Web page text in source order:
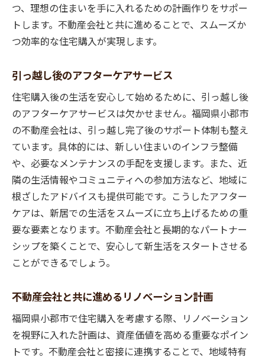
つ、理想の住まいを手に入れるための計画作りをサポー
トします。不動産会社と共に進めることで、スムーズか
つ効率的な住宅購入が実現します。
引っ越し後のアフターケアサービス
住宅購入後の生活を安心して始めるために、引っ越し後
のアフターケアサービスは欠かせません。福岡県小郡市
の不動産会社は、引っ越し完了後のサポート体制も整え
ています。具体的には、新しい住まいのインフラ整備
や、必要なメンテナンスの手配を支援します。また、近
隣の生活情報やコミュニティへの参加方法など、地域に
根ざしたアドバイスも提供可能です。こうしたアフター
ケアは、新居での生活をスムーズに立ち上げるための重
要な要素となります。不動産会社と長期的なパートナー
シップを築くことで、安心して新生活をスタートさせる
ことができるでしょう。
不動産会社と共に進めるリノベーション計画
福岡県小郡市で住宅購入を考慮する際、リノベーション
を視野に入れた計画は、資産価値を高める重要なポイン
トです。不動産会社と密接に連携することで、地域特有